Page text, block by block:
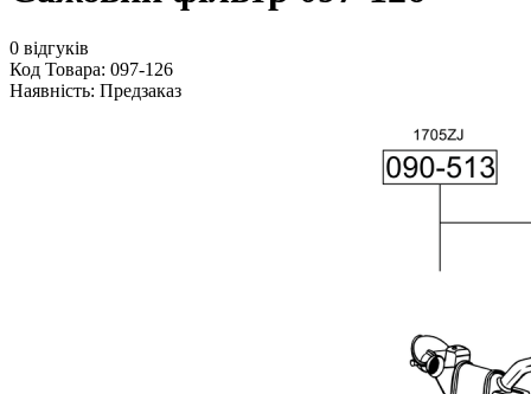
0 відгуків
Код Товара: 097-126
Наявність: Предзаказ